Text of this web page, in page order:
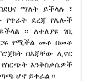
ማለት ይችላሉ ፣
የጥራት ደረጃ የሌሎች
፡፡ ለተለያዩ ገቢ
የሚችል መቶ በመቶ
በእጃቸው ሊኖር
የስርጭት እንቅስቃሴዎች
ሆኖ ይቀራል ፡፡